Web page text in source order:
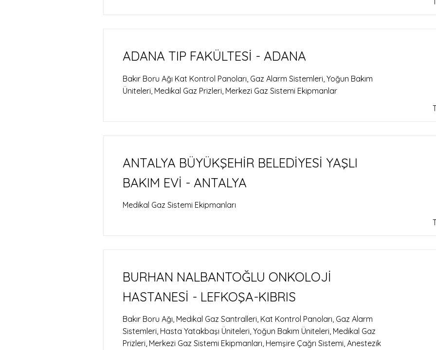
ADANA TIP FAKÜLTESİ - ADANA
Bakır Boru Ağı Kat Kontrol Panoları, Gaz Alarm Sistemleri, Yoğun Bakım
Üniteleri, Medikal Gaz Prizleri, Merkezi Gaz Sistemi Ekipmanlar
ANTALYA BÜYÜKŞEHİR BELEDİYESİ YAŞLI
BAKIM EVİ - ANTALYA
Medikal Gaz Sistemi Ekipmanları
BURHAN NALBANTOĞLU ONKOLOJİ
HASTANESİ - LEFKOŞA-KIBRIS
Bakır Boru Ağı, Medikal Gaz Santralleri, Kat Kontrol Panoları, Gaz Alarm
Sistemleri, Hasta Yatakbaşı Üniteleri, Yoğun Bakım Üniteleri, Medikal Gaz
Prizleri, Merkezi Gaz Sistemi Ekipmanları, Hemşire Çağrı Sistemi, Anestezik